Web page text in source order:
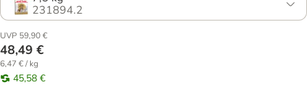
231894.2
UVP 59,90 €
48,49 €
6,47 € / kg
45,58 €